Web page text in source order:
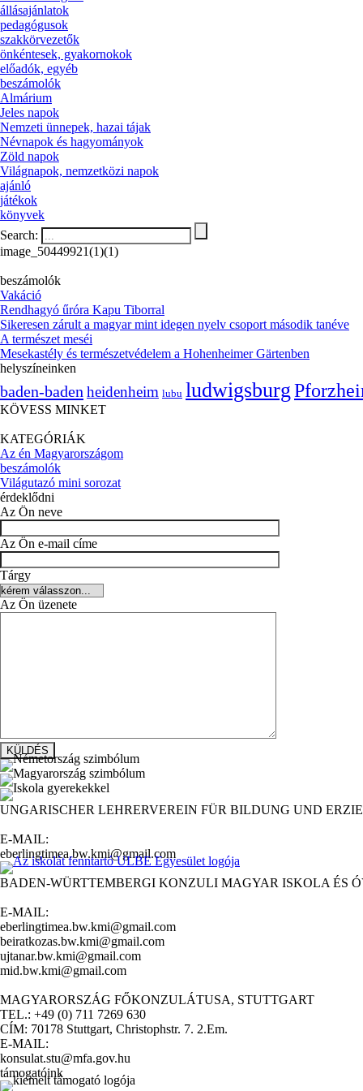
állásajánlatok
pedagógusok
szakkörvezetők
önkéntesek, gyakornokok
előadók, egyéb
beszámolók
Almárium
Jeles napok
Nemzeti ünnepek, hazai tájak
Névnapok és hagyományok
Zöld napok
Világnapok, nemzetközi napok
ajánló
játékok
könyvek
Search:
image_50449921(1)(1)
beszámolók
Vakáció
Rendhagyó űróra Kapu Tiborral
Sikeresen zárult a magyar mint idegen nyelv csoport második tanéve
A természet meséi
Mesekastély és természetvédelem a Hohenheimer Gärtenben
helyszíneinken
baden-baden heidenheim lubu ludwigsburg
KÖVESS MINKET
KATEGÓRIÁK
Az én Magyarországom
beszámolók
Világutazó mini sorozat
érdeklődni
Az Ön neve
Az Ön e-mail címe
Tárgy
Az Ön üzenete
UNGARISCHER LEHRERVEREIN FÜR BILDUNG UND
E-MAIL:
eberlingtimea.bw.kmi@gmail.com
BADEN-WÜRTTEMBERGI KONZULI MAGYAR ISKOLA ÉS
E-MAIL:
eberlingtimea.bw.kmi@gmail.com
beiratkozas.bw.kmi@gmail.com
ujtanar.bw.kmi@gmail.com
mid.bw.kmi@gmail.com
MAGYARORSZÁG FŐKONZULÁTUSA, STUTTGART
TEL.: +49 (0) 711 7269 630
CÍM: 70178 Stuttgart, Christophstr. 7. 2.Em.
E-MAIL:
konsulat.stu@mfa.gov.hu
támogatóink